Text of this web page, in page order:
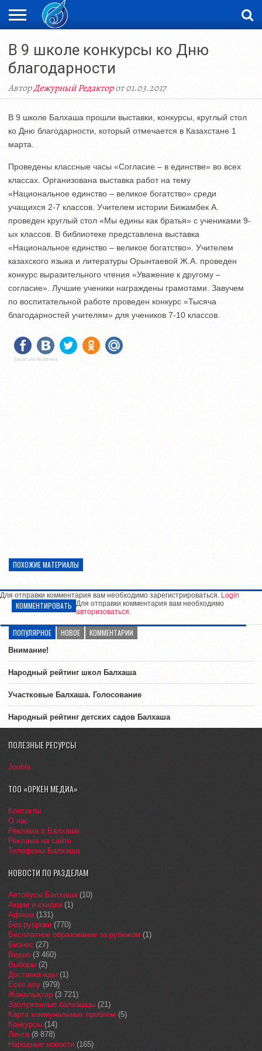
ЖАҢАЛЫҚТАР
НОВОСТИ
ВИДЕО
ФОТОРЕПОРТАЖИ
ОРКЕН
В 9 школе конкурсы ко Дню
благодарности
АвторДежурный Редакторот 01.03.2017
В 9 школе Балхаша прошли выставки, конкурсы, круглый стол
ко Дню благодарности, который отмечается в Казахстане 1
марта.
Проведены классные часы «Согласие – в единстве» во всех
классах. Организована выставка работ на тему
«Национальное единство – великое богатство» среди
учащихся 2-7 классов. Учителем истории Бижамбек А.
проведен круглый стол «Мы едины как братья» с учениками 9-
ых классов. В библиотеке представлена выставка
«Национальное единство – великое богатство». Учителем
казахского языка и литературы Орынтаевой Ж.А. проведен
конкурс выразительного чтения «Уважение к другому –
согласие». Лучшие ученики награждены грамотами. Завучем
по воспитательной работе проведен конкурс «Тысяча
благодарностей учителям» для учеников 7-10 классов.
Social Like WordPress
ПОХОЖИЕ МАТЕРИАЛЫ
Для отправки комментария вам необходимо зарегистрироваться. Login
КОММЕНТИРОВАТЬ Для отправки комментария вам необходимо
авторизоваться.
ПОПУЛЯРНОЕ НОВОЕ КОММЕНТАРИИ
Внимание!
Народный рейтинг школ Балхаша
Участковые Балхаша. Голосование
Народный рейтинг детских садов Балхаша
ПОЛЕЗНЫЕ РЕСУРСЫ
Jooble
ТОО «ОРКЕН МЕДИА»
Контакты
О нас
Реклама в Балхаше
Реклама на сайте
Телефоны Балхаша
НОВОСТИ ПО РАЗДЕЛАМ
Автобусы Балхаша(10)
Акции и скидки (1)
Афиша(131)
Без рубрики (770)
Бесплатное образование за рубежом (1)
Бизнес (27)
Видео (3 460)
Выборы (2)
Доставка еды (1)
Еске алу (979)
Жаңалықтар (3 721)
Заслуженные балхашцы (21)
Карта коммунальных проблем (5)
Конкурсы (14)
Лента(8 878)
Народные новости (165)